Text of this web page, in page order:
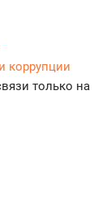
коррупции
только на